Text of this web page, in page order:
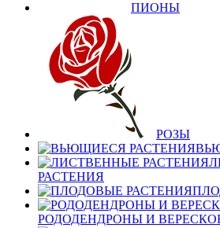
ПИОНЫ
РОЗЫ
РАСТЕНИЯ
РОДОДЕНДРОНЫ И